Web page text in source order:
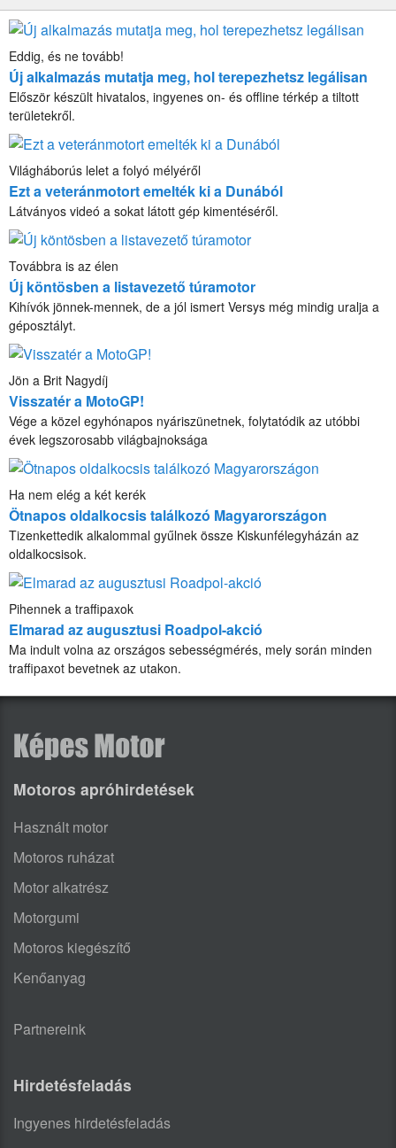
Eddig, és ne tovább!
Új alkalmazás mutatja meg, hol terepezhetsz legálisan
Először készült hivatalos, ingyenes on- és offline térkép a tiltott
területekről.
Világháborús lelet a folyó mélyéről
Ezt a veteránmotort emelték ki a Dunából
Látványos videó a sokat látott gép kimentéséről.
Továbbra is az élen
Új köntösben a listavezető túramotor
Kihívók jönnek-mennek, de a jól ismert Versys még mindig uralja a
géposztályt.
Jön a Brit Nagydíj
Visszatér a MotoGP!
Vége a közel egyhónapos nyáriszünetnek, folytatódik az utóbbi
évek legszorosabb világbajnoksága
Ha nem elég a két kerék
Ötnapos oldalkocsis találkozó Magyarországon
Tizenkettedik alkalommal gyűlnek össze Kiskunfélegyházán az
oldalkocsisok.
Pihennek a traffipaxok
Elmarad az augusztusi Roadpol-akció
Ma indult volna az országos sebességmérés, mely során minden
traffipaxot bevetnek az utakon.
Motoros apróhirdetések
Használt motor
Motoros ruházat
Motor alkatrész
Motorgumi
Motoros kiegészítő
Kenőanyag
Partnereink
Hirdetésfeladás
Ingyenes hirdetésfeladás